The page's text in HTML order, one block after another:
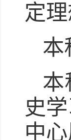
定
本
本
史
中